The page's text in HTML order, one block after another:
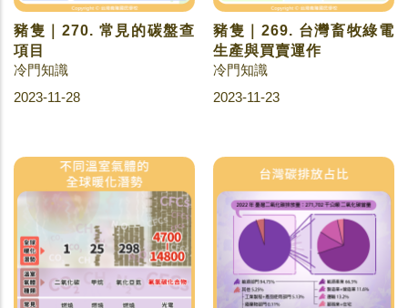
豬隻｜270. 常見的碳盤查
項目
冷門知識
2023-11-28
豬隻｜269. 台灣畜牧綠電
生產與買賣運作
冷門知識
2023-11-23